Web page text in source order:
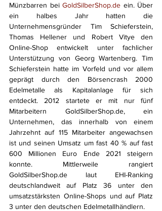
Münzbarren bei GoldSilberShop.de ein. Über
ein halbes Jahr hatten die
Unternehmensgründer Tim Schieferstein,
Thomas Hellener und Robert Vitye den
Online-Shop entwickelt unter fachlicher
Unterstützung von Georg Wartenberg. Tim
Schieferstein hatte im Vorfeld und vor allem
geprägt durch den Börsencrash 2000
Edelmetalle als Kapitalanlage für sich
entdeckt. 2012 startete er mit nur fünf
Mitarbeitern GoldSilberShop.de, ein
Unternehmen, das innerhalb von einem
Jahrzehnt auf 115 Mitarbeiter angewachsen
ist und seinen Umsatz um fast 40 % auf fast
600 Millionen Euro Ende 2021 steigern
konnte. Mittlerweile rangiert
GoldSilberShop.de laut EHI-Ranking
deutschlandweit auf Platz 36 unter den
umsatzstärksten Online-Shops und auf Platz
3 unter den deutschen Edelmetallhändlern.